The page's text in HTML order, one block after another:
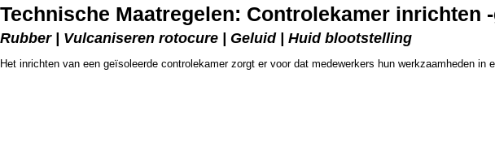
Technische Maatregelen: Controlekamer inrichten
Rubber | Vulcaniseren rotocure | Geluid | Huid blootstelling
Het inrichten van een geïsoleerde controlekamer zorgt er voor dat medewerkers hun werkzaamheden